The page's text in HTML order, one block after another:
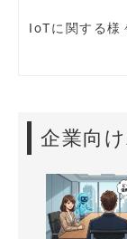
IoTに関する様
企業向